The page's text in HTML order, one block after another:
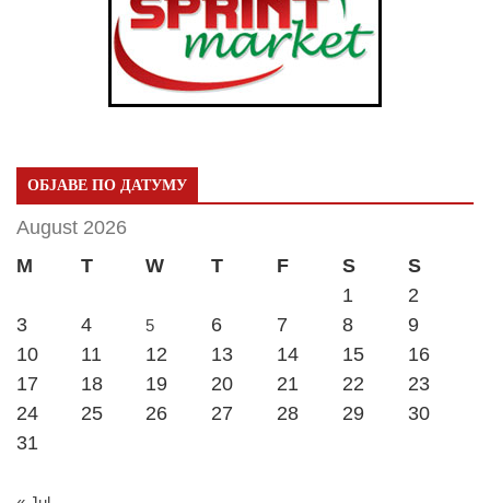
ОБЈАВЕ ПО ДАТУМУ
August 2026
M
T W T F S
S
1
2
3
4 5 6 7 8
9
10
11 12 13 14 15
16
17
18 19 20 21 22
23
24
25 26 27 28 29
30
31